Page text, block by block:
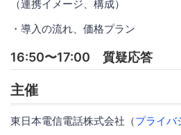
（連携イメージ、構成）
・導入の流れ、価格プラン
16:50〜17:00 質疑応答
主催
東日本電信電話株式会社（プライバ